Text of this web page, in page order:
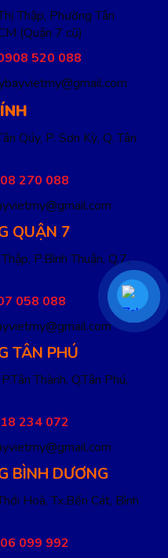
Thập, Phường Tân
(Quận 7 cũ)
520 088
Qúy, P. Sơn Kỳ, Q. Tân
270 088
QUẬN 7
P.Bình Thuận, Q.7,
058 088
TÂN PHÚ
Thành, Q.Tân Phú,
234 072
BÌNH DƯƠNG
Hoà, Tx.Bến Cát, Bình
099 992